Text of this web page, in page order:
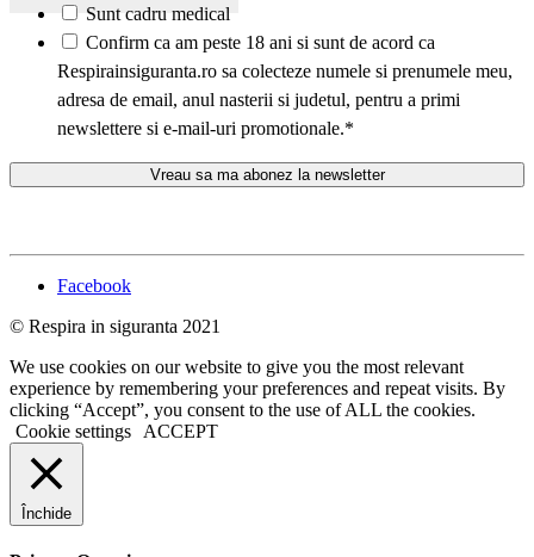
Sunt cadru medical
*
Confirm ca am peste 18 ani si sunt de acord ca
Respirainsiguranta.ro sa colecteze numele si prenumele meu,
adresa de email, anul nasterii si judetul, pentru a primi
newslettere si e-mail-uri promotionale.*
Facebook
© Respira in siguranta 2021
We use cookies on our website to give you the most relevant
experience by remembering your preferences and repeat visits. By
clicking “Accept”, you consent to the use of ALL the cookies.
Cookie settings
ACCEPT
Închide